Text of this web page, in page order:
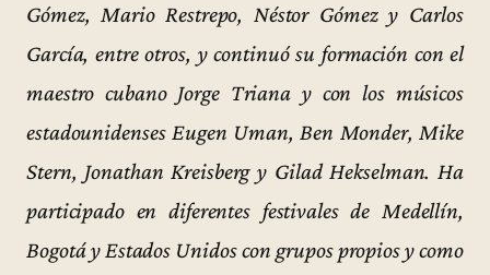
Gómez, Mario Restrepo, Néstor Gómez y Carlos
García, entre otros, y continuó su formación con el
maestro cubano Jorge Triana y con los músicos
estadounidenses Eugen Uman, Ben Monder, Mike
Stern, Jonathan Kreisberg y Gilad Hekselman. Ha
participado en diferentes festivales de Medellín,
Bogotá y Estados Unidos con grupos propios y como